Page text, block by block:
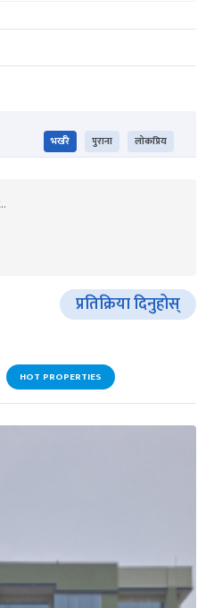
भर्खरै पुराना लोकप्रिय
प्रतिक्रिया दिनुहोस्
HOT PROPERTIES